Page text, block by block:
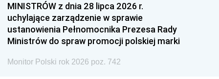
MINISTRÓW z dnia 28 lipca 2026 r.
uchylające zarządzenie w sprawie
ustanowienia Pełnomocnika Prezesa Rady
Ministrów do spraw promocji polskiej marki
Monitor Polski rok 2026 poz. 742